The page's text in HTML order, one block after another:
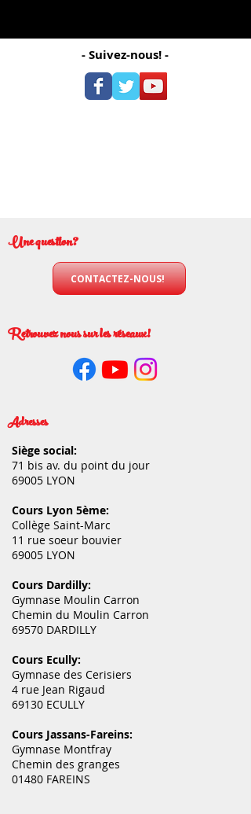
- Suivez-nous! -
Une question?
CONTACTEZ-NOUS!
Retrouvez nous sur les réseaux!
Adresses
Siège social:
71 bis av. du point du jour
69005 LYON
Cours Lyon 5ème:
Collège Saint-Marc
11 rue soeur bouvier
69005 LYON
Cours Dardilly:
Gymnase Moulin Carron
Chemin du Moulin Carron
69570 DARDILLY
Cours Ecully:
Gymnase des Cerisiers
4 rue Jean Rigaud
69130 ECULLY
Cours Jassans-Fareins:
Gymnase Montfray
Chemin des granges
01480 FAREINS